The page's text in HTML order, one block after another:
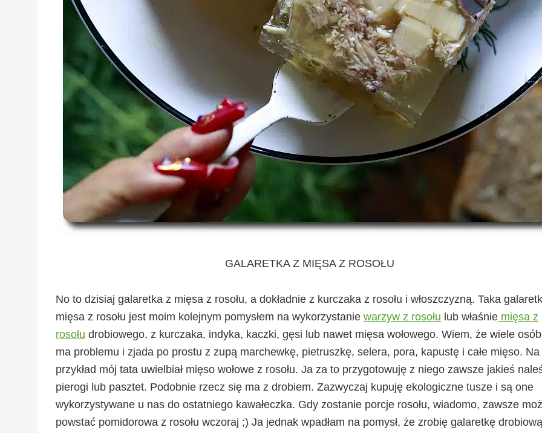
GALARETKA Z MIĘSA Z ROSOŁU
No to dzisiaj galaretka z mięsa z rosołu, a dokładnie z kurczaka z rosołu i włoszczyzną. Taka
mięsa z rosołu jest moim kolejnym pomysłem na wykorzystanie warzyw z rosołu lub właśnie mięsa z
rosołu drobiowego, z kurczaka, indyka, kaczki, gęsi lub nawet mięsa wołowego. Wiem, że wiele
ma problemu i zjada po prostu z zupą marchewkę, pietruszkę, selera, pora, kapustę i całe mięso. Na
przykład mój tata uwielbiał mięso wołowe z rosołu. Ja za to przygotowuję z niego zawsze jakieś
pierogi lub pasztet. Podobnie rzecz się ma z drobiem. Zazwyczaj kupuję ekologiczne tusze i są one
wykorzystywane u nas do ostatniego kawałeczka. Gdy zostanie porcje rosołu, wiadomo, zawsze
powstać pomidorowa z rosołu wczoraj ;) Ja jednak wpadłam na pomysł, że zrobię galaretkę